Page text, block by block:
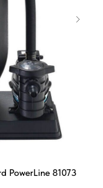
PowerLine 81073